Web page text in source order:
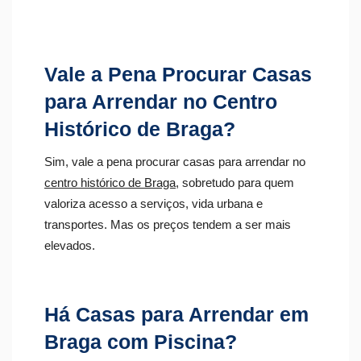
Vale a Pena Procurar Casas
para Arrendar no Centro
Histórico de Braga?
Sim, vale a pena procurar casas para arrendar no
centro histórico de Braga, sobretudo para quem
valoriza acesso a serviços, vida urbana e
transportes. Mas os preços tendem a ser mais
elevados.
Há Casas para Arrendar em
Braga com Piscina?